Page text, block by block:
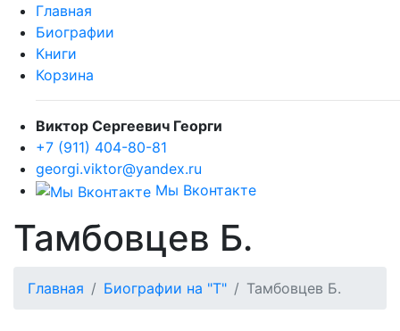
Главная
Биографии
Книги
Корзина
Виктор Сергеевич Георги
+7 (911) 404-80-81
georgi.viktor@yandex.ru
Мы Вконтакте
Тамбовцев Б.
Главная Биографии на "Т" Тамбовцев Б.